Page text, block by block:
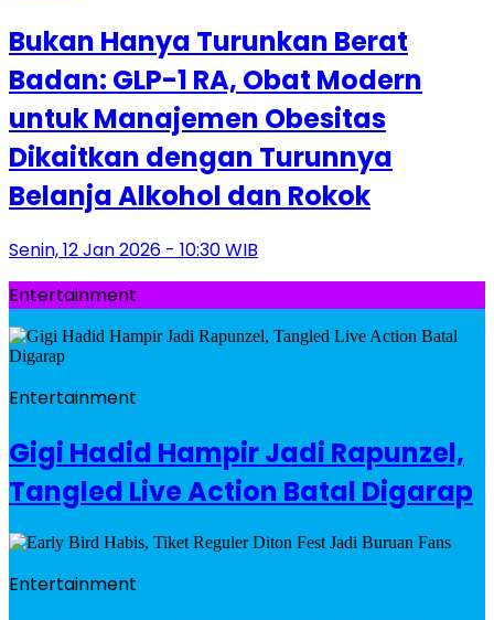
Bukan Hanya Turunkan Berat
Badan: GLP-1 RA, Obat Modern
untuk Manajemen Obesitas
Dikaitkan dengan Turunnya
Belanja Alkohol dan Rokok
Senin, 12 Jan 2026 - 10:30 WIB
Entertainment
Entertainment
Gigi Hadid Hampir Jadi Rapunzel,
Tangled Live Action Batal Digarap
Entertainment